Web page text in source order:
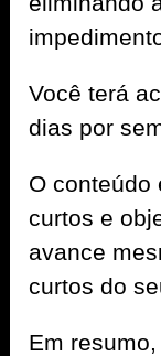
Você terá
dias por
O conteúdo
curtos e
avance
curtos do
Em